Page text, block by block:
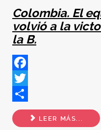
Colombia. El
volvió a la
la B.
Facebook
Twitter
Share
LEER MÁS...